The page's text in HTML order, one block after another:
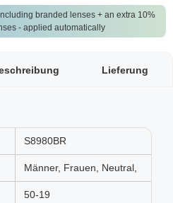
branded lenses + an extra 10%
- applied automatically
Lieferung
S8980BR
Männer, Frauen, Neutral,
50-19